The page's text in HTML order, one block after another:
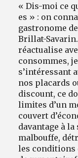
« Dis-moi ce
es » : on
gastronome
Brillat-Savarin.
réactualise
consommes,
s’intéressant
nos placards
discount, ce
limites d’un
couvert
davantage à
malbouffe,
les conditions